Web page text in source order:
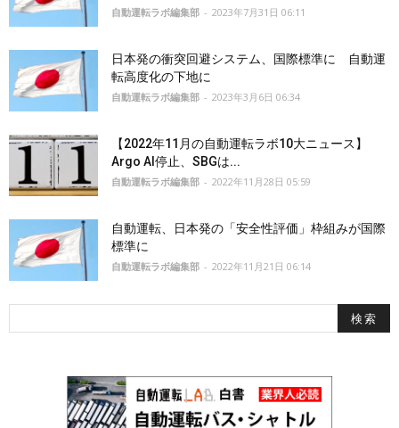
自動運転ラボ編集部 - 2023年7月31日 06:11
日本発の衝突回避システム、国際標準に 自動運
転高度化の下地に
自動運転ラボ編集部 - 2023年3月6日 06:34
【2022年11月の自動運転ラボ10大ニュース】
Argo AI停止、SBGは...
自動運転ラボ編集部 - 2022年11月28日 05:59
自動運転、日本発の「安全性評価」枠組みが国際
標準に
自動運転ラボ編集部 - 2022年11月21日 06:14